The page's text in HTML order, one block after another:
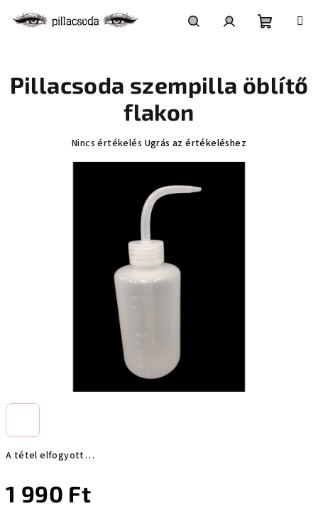
A tétel elfogyott…
1 990 Ft
Pillacsoda szempilla öblítő
flakon
A
Nincs értékelés Ugrás az értékeléshez